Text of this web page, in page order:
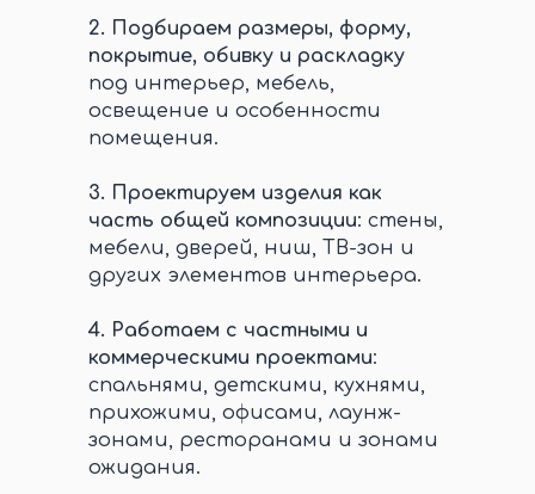
2. Подбираем размеры, форму,
покрытие, обивку и раскладку
под интерьер, мебель,
освещение и особенности
помещения.
3. Проектируем изделия как
часть общей композиции: стены,
мебели, дверей, ниш, ТВ-зон и
других элементов интерьера.
4. Работаем с частными и
коммерческими проектами:
спальнями, детскими, кухнями,
прихожими, офисами, лаунж-
зонами, ресторанами и зонами
ожидания.